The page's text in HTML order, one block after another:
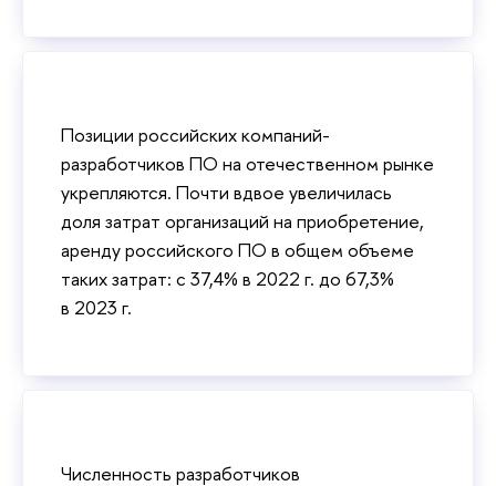
Позиции российских компаний-
разработчиков ПО на отечественном рынке
укрепляются. Почти вдвое увеличилась
доля затрат организаций на приобретение,
аренду российского ПО в общем объеме
таких затрат: с 37,4% в 2022 г. до 67,3%
в 2023 г.
Численность разработчиков